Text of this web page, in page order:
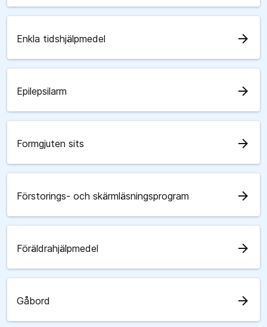
Enkla tidshjälpmedel arrow_forward
Epilepsilarm arrow_forward
Formgjuten sits arrow_forward
Förstorings- och skärmläsningsprogram arrow_forward
Föräldrahjälpmedel arrow_forward
Gåbord arrow_forward